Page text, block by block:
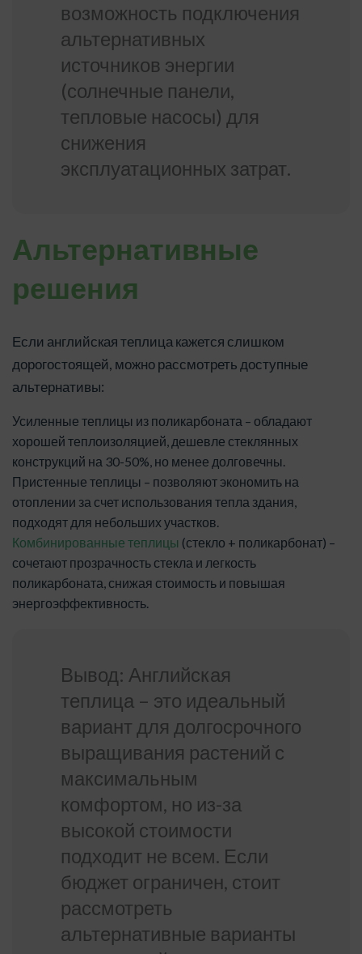
возможность подключения
альтернативных
источников энергии
(солнечные панели,
тепловые насосы) для
снижения
эксплуатационных затрат.
Альтернативные
решения
Если английская теплица кажется слишком
дорогостоящей, можно рассмотреть доступные
альтернативы:
Усиленные теплицы из поликарбоната – обладают
хорошей теплоизоляцией, дешевле стеклянных
конструкций на 30-50%, но менее долговечны.
Пристенные теплицы – позволяют экономить на
отоплении за счет использования тепла здания,
подходят для небольших участков.
Комбинированные теплицы (стекло + поликарбонат) –
сочетают прозрачность стекла и легкость
поликарбоната, снижая стоимость и повышая
энергоэффективность.
Вывод: Английская
теплица – это идеальный
вариант для долгосрочного
выращивания растений с
максимальным
комфортом, но из-за
высокой стоимости
подходит не всем. Если
бюджет ограничен, стоит
рассмотреть
альтернативные варианты